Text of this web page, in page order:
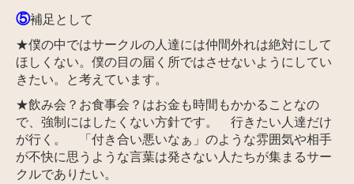
⑤補足として
★僕の中ではサークルの人達には仲間外れは絶対にして
ほしくない。僕の目の届く所ではさせないようにしてい
きたい。と考えています。
★飲み会？お食事会？はお金も時間もかかることなの
で、強制にはしたくない方針です。 行きたい人達だけ
が行く。 「付き合い悪いなぁ」のような雰囲気や相手
が不快に思うような言葉は発さない人たちが集まるサー
クルでありたい。